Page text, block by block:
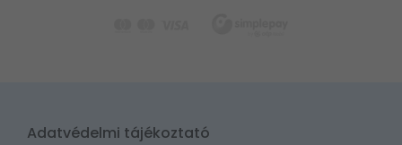
Adatvédelmi tájékoztató